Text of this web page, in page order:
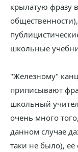
крылатую фразу
школьные
"Железному"
приписывают
школьный
очень много
данном случае
таки не было),